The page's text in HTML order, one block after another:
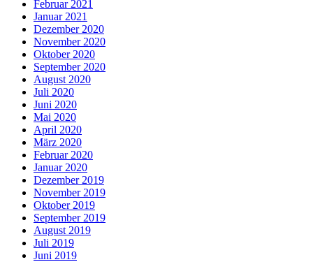
Februar 2021
Januar 2021
Dezember 2020
November 2020
Oktober 2020
September 2020
August 2020
Juli 2020
Juni 2020
Mai 2020
April 2020
März 2020
Februar 2020
Januar 2020
Dezember 2019
November 2019
Oktober 2019
September 2019
August 2019
Juli 2019
Juni 2019